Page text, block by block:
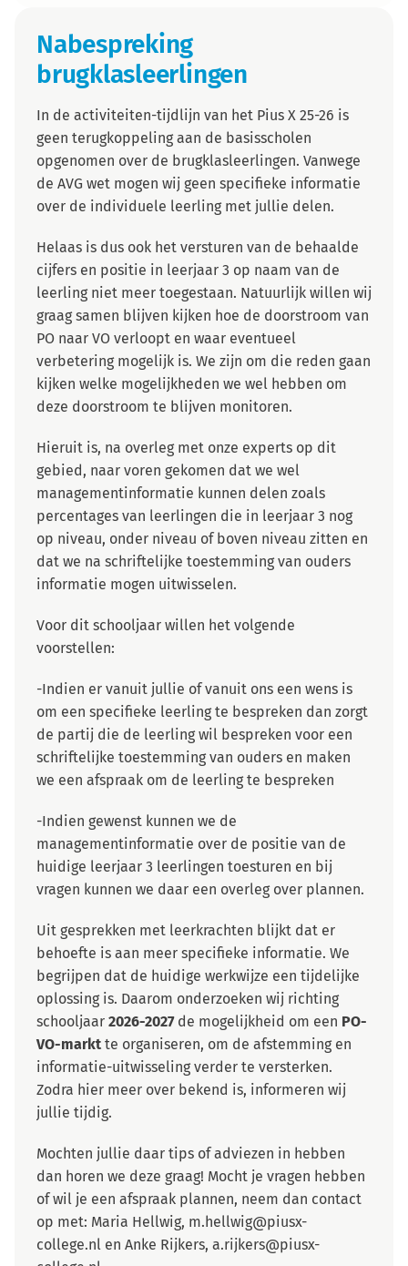
Nabespreking
brugklasleerlingen
In de activiteiten-tijdlijn van het Pius X 25-26 is
geen terugkoppeling aan de basisscholen
opgenomen over de brugklasleerlingen. Vanwege
de AVG wet mogen wij geen specifieke informatie
over de individuele leerling met jullie delen.
Helaas is dus ook het versturen van de behaalde
cijfers en positie in leerjaar 3 op naam van de
leerling niet meer toegestaan. Natuurlijk willen wij
graag samen blijven kijken hoe de doorstroom van
PO naar VO verloopt en waar eventueel
verbetering mogelijk is. We zijn om die reden gaan
kijken welke mogelijkheden we wel hebben om
deze doorstroom te blijven monitoren.
Hieruit is, na overleg met onze experts op dit
gebied, naar voren gekomen dat we wel
managementinformatie kunnen delen zoals
percentages van leerlingen die in leerjaar 3 nog
op niveau, onder niveau of boven niveau zitten en
dat we na schriftelijke toestemming van ouders
informatie mogen uitwisselen.
Voor dit schooljaar willen het volgende
voorstellen:
-Indien er vanuit jullie of vanuit ons een wens is
om een specifieke leerling te bespreken dan zorgt
de partij die de leerling wil bespreken voor een
schriftelijke toestemming van ouders en maken
we een afspraak om de leerling te bespreken
-Indien gewenst kunnen we de
managementinformatie over de positie van de
huidige leerjaar 3 leerlingen toesturen en bij
vragen kunnen we daar een overleg over plannen.
Uit gesprekken met leerkrachten blijkt dat er
behoefte is aan meer specifieke informatie. We
begrijpen dat de huidige werkwijze een tijdelijke
oplossing is. Daarom onderzoeken wij richting
schooljaar 2026-2027de mogelijkheid om een PO-
VO-markt te organiseren, om de afstemming en
informatie-uitwisseling verder te versterken.
Zodra hier meer over bekend is, informeren wij
jullie tijdig.
Mochten jullie daar tips of adviezen in hebben
dan horen we deze graag! Mocht je vragen hebben
of wil je een afspraak plannen, neem dan contact
op met: Maria Hellwig, m.hellwig@piusx-
college.nl en Anke Rijkers, a.rijkers@piusx-